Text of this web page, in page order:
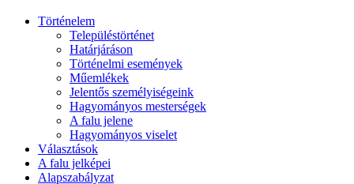
Történelem
Településtörténet
Határjáráson
Történelmi események
Műemlékek
Jelentős személyiségeink
Hagyományos mesterségek
A falu jelene
Hagyományos viselet
Választások
A falu jelképei
Alapszabályzat